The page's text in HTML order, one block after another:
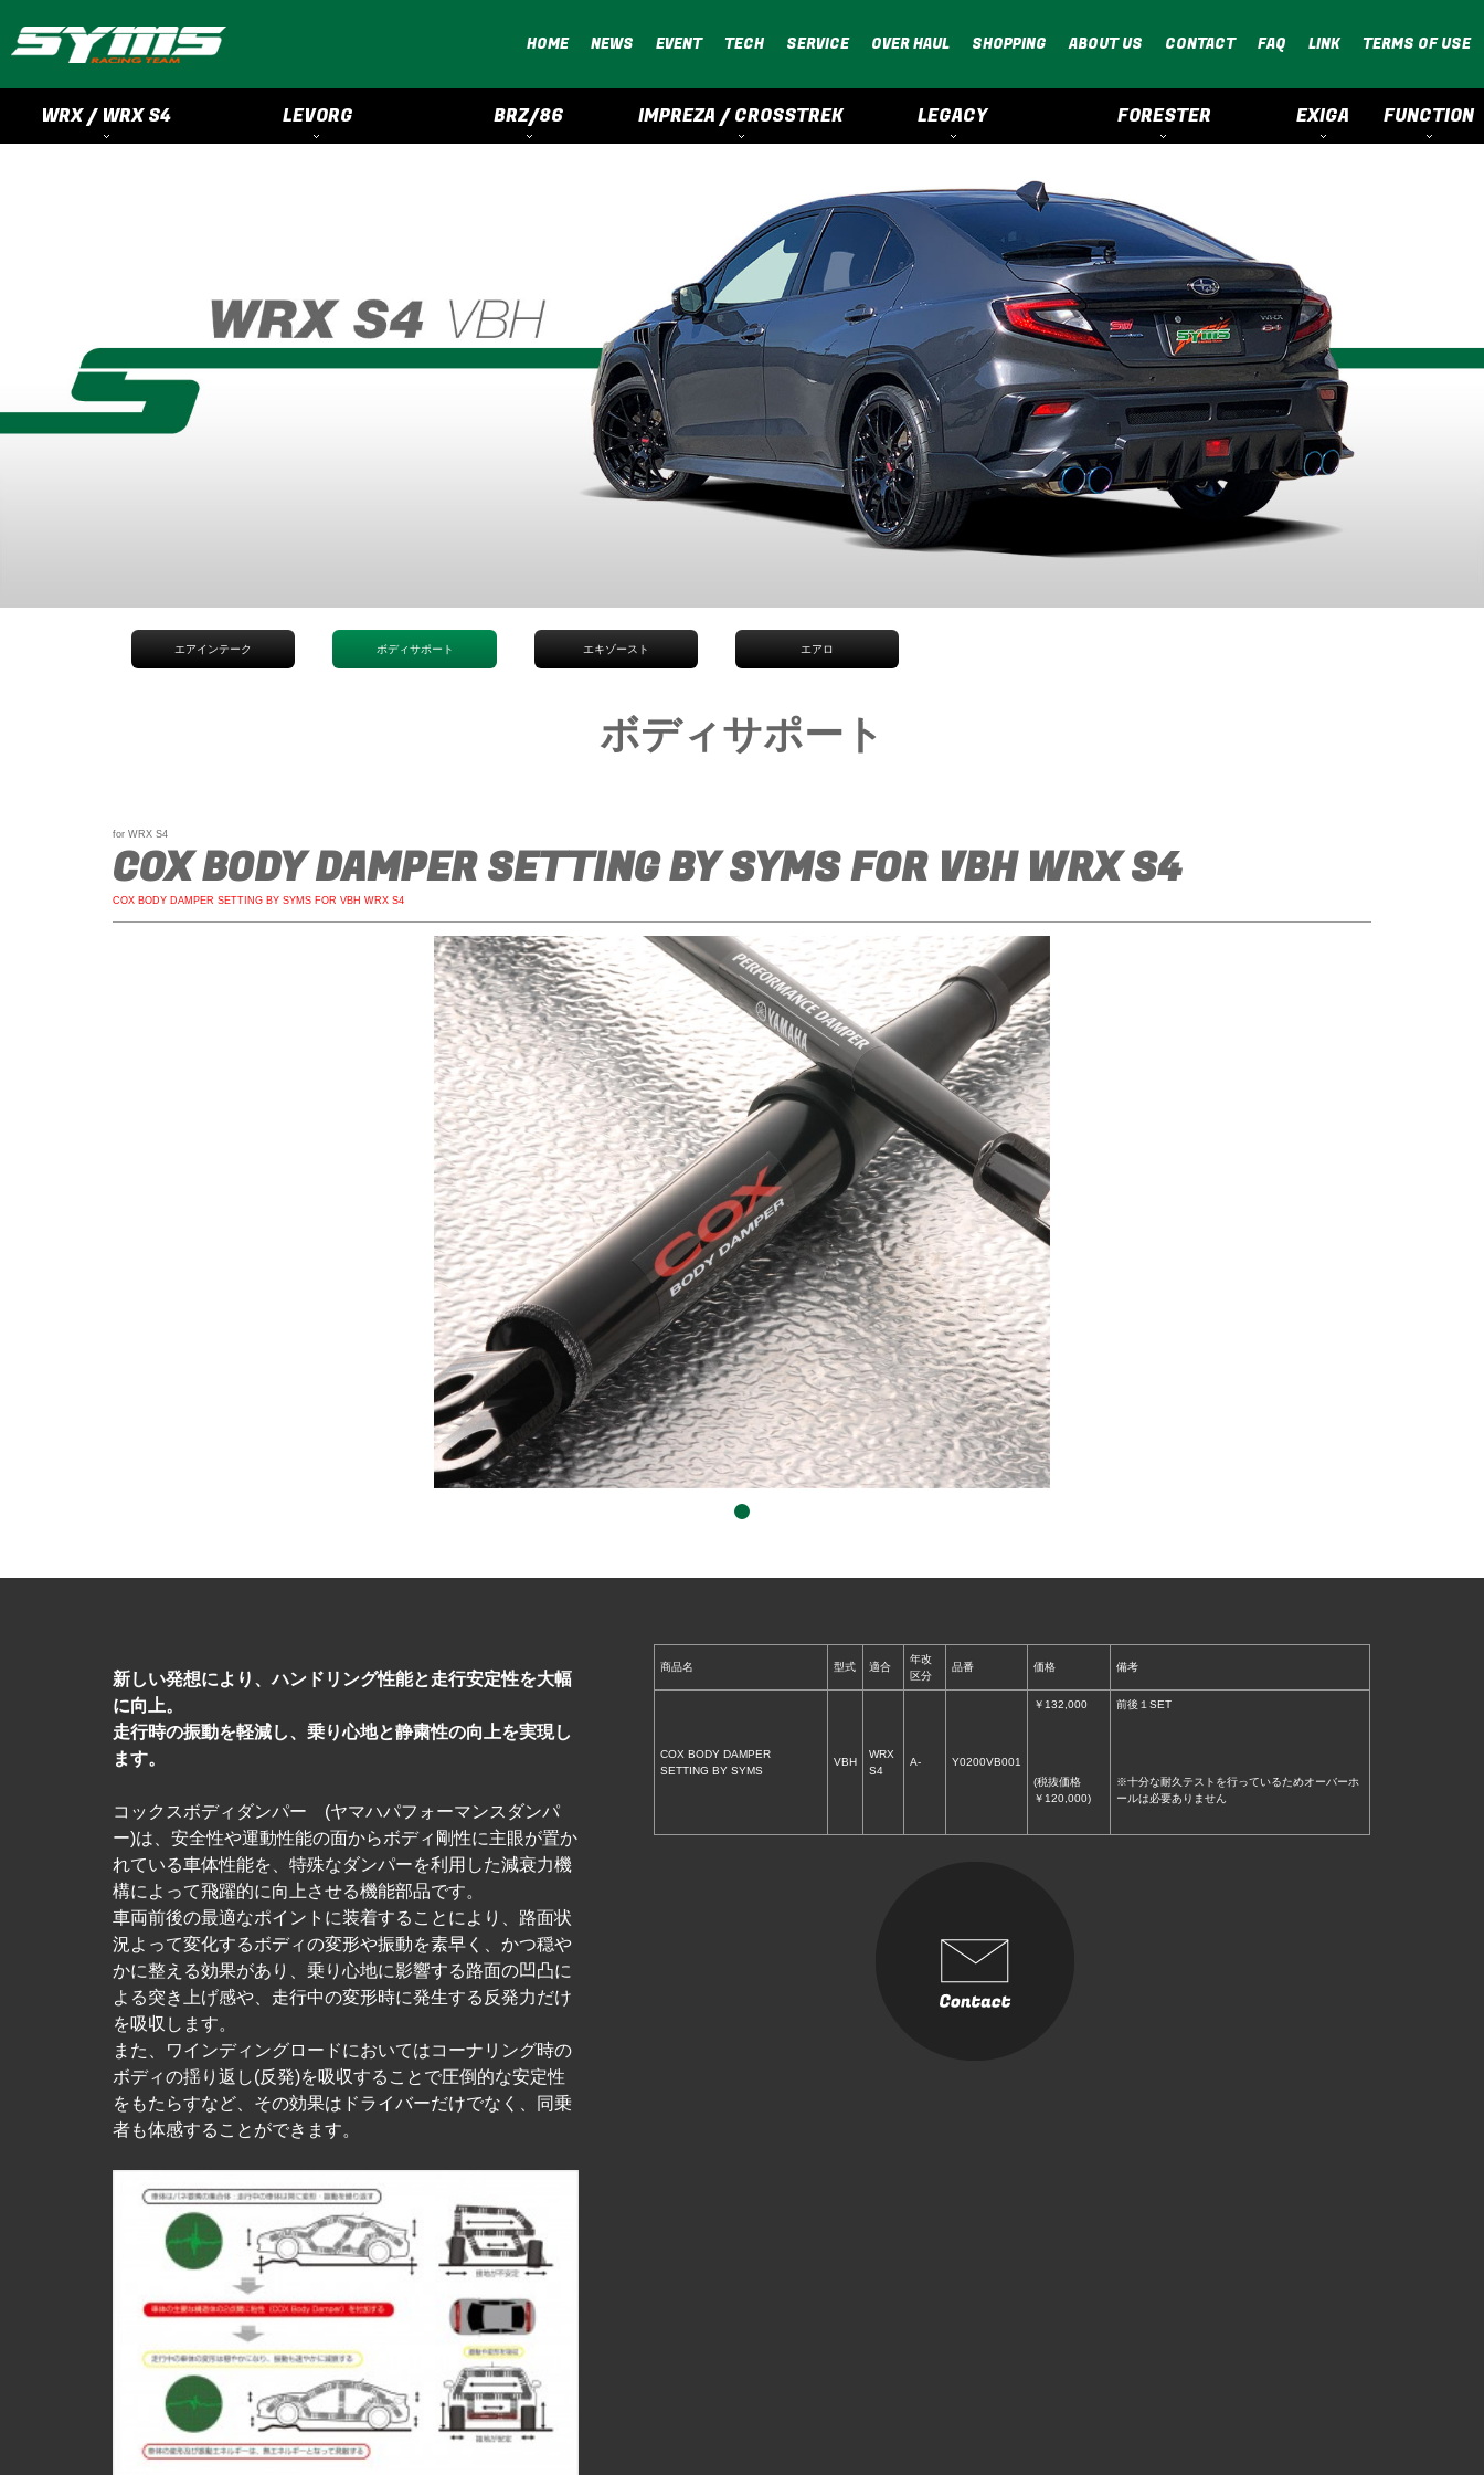
WRX / WRX S4 LEVORG BRZ/86 IMPREZA / CROSSTREK LEGACY FORESTER EXIGA FUNCTION
HOME NEWS EVENT TECH SERVICE OVER HAUL SHOPPING ABOUT US CONTACT FAQ LINK TERMS OF USE
エアインテーク ボディサポート エキゾースト エアロ
ボディサポート
for WRX S4
COX BODY DAMPER SETTING BY SYMS FOR VBH WRX S4
COX BODY DAMPER SETTING BY SYMS FOR VBH WRX S4
新しい発想により、ハンドリング性能と走行安定性を大幅
に向上。
走行時の振動を軽減し、乗り心地と静粛性の向上を実現し
ます。
コックスボディダンパー (ヤマハパフォーマンスダンパ
ー)は、安全性や運動性能の面からボディ剛性に主眼が置か
れている車体性能を、特殊なダンパーを利用した減衰力機
構によって飛躍的に向上させる機能部品です。
車両前後の最適なポイントに装着することにより、路面状
況よって変化するボディの変形や振動を素早く、かつ穏や
かに整える効果があり、乗り心地に影響する路面の凹凸に
よる突き上げ感や、走行中の変形時に発生する反発力だけ
を吸収します。
また、ワインディングロードにおいてはコーナリング時の
ボディの揺り返し(反発)を吸収することで圧倒的な安定性
をもたらすなど、その効果はドライバーだけでなく、同乗
者も体感することができます。
商品名 型式 適合
年改
区分
品番 価格 備考
COX BODY DAMPER
SETTING BY SYMS
VBH
WRX
S4
A- Y0200VB001
￥132,000
(税抜価格
￥120,000)
前後１SET
※十分な耐久テストを行っているためオーバーホ
ールは必要ありません